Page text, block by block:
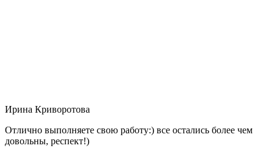
Ирина Криворотова
Отлично выполняете свою работу:) все остались более чем
довольны, респект!)